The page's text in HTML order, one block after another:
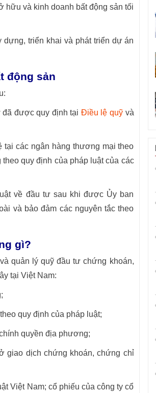
hữu và kinh doanh bất động sản tối
triển khai và phát triển dự án
động sản
đã được quy định tại Điều lệ quỹ và
các ngân hàng thương mại theo
quy định của pháp luật của các
về đầu tư sau khi được Ủy ban
và bảo đảm các nguyên tắc theo
gì?
quản lý quỹ đầu tư chứng khoán,
tại Việt Nam:
quy định của pháp luật;
quyền địa phương;
giao dịch chứng khoán, chứng chỉ
Việt Nam; cổ phiếu của công ty cổ